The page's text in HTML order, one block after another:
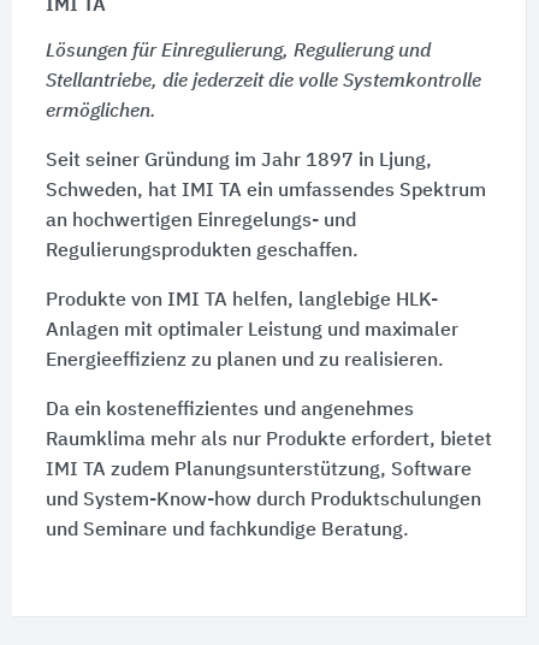
IMI TA
Lösungen für Einregulierung, Regulierung und
Stellantriebe, die jederzeit die volle Systemkontrolle
ermöglichen.
Seit seiner Gründung im Jahr 1897 in Ljung,
Schweden, hat IMI TA ein umfassendes Spektrum
an hochwertigen Einregelungs- und
Regulierungsprodukten geschaffen.
Produkte von IMI TA helfen, langlebige HLK-
Anlagen mit optimaler Leistung und maximaler
Energieeffizienz zu planen und zu realisieren.
Da ein kosteneffizientes und angenehmes
Raumklima mehr als nur Produkte erfordert, bietet
IMI TA zudem Planungsunterstützung, Software
und System-Know-how durch Produktschulungen
und Seminare und fachkundige Beratung.